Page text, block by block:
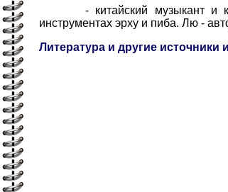
- китайский музыкант и
инструментах эрху и пиба. Лю -
Литература и другие